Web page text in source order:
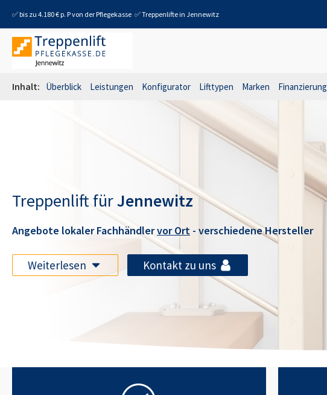
✅ bis zu 4.180 € p. P von der Pflegekasse ✅ Treppenlifte in Jennewitz
Inhalt: Überblick Leistungen Konfigurator Lifttypen Marken Finanzierung
Treppenlift fürJennewitz
Angebote lokaler Fachhändlervor Ort - verschiedene Hersteller
Weiterlesen Kontakt zu uns